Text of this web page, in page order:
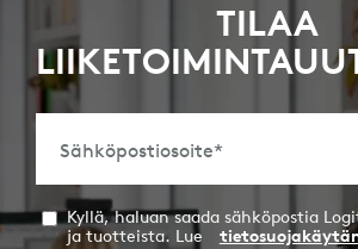
TILAA
Sähköpostiosoite*
Kyllä, haluan saada sähköpostia
ja tuotteista. Lue